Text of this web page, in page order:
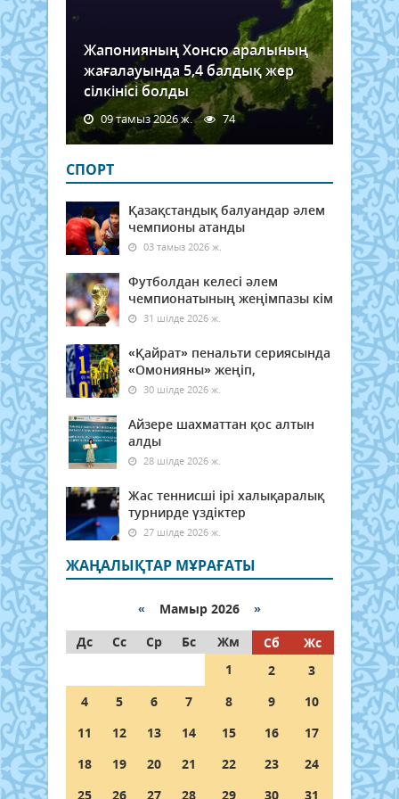
Жапонияның Хонсю аралының
жағалауында 5,4 балдық жер
сілкінісі болды
09 тамыз 2026 ж. 74
СПОРТ
Қазақстандық балуандар әлем
чемпионы атанды
03 тамыз 2026 ж.
Футболдан келесі әлем
чемпионатының жеңімпазы кім
31 шілде 2026 ж.
«Қайрат» пенальти сериясында
«Омонияны» жеңіп,
30 шілде 2026 ж.
Айзере шахматтан қос алтын
алды
28 шілде 2026 ж.
Жас теннисші ірі халықаралық
турнирде үздіктер
27 шілде 2026 ж.
ЖАҢАЛЫҚТАР МҰРАҒАТЫ
« Мамыр 2026 »
Дс
Сс Ср Бс Жм Сб
Жс
1
2
3
4
5 6 7 8 9
10
11
12 13 14 15 16
17
18
19 20 21 22 23
24
25
26 27 28 29 30 31